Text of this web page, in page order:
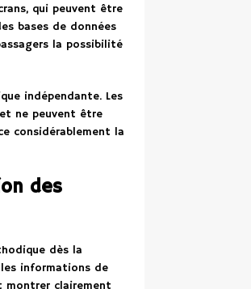
qui peuvent être
bases de données
la possibilité
indépendante. Les
ne peuvent être
considérablement la
des
dès la
informations de
montrer clairement